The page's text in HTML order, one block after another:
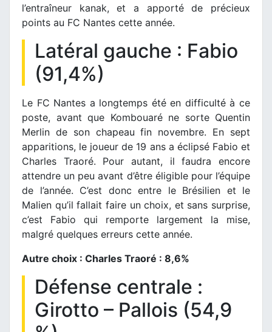
l’entraîneur kanak, et a apporté de précieux
points au FC Nantes cette année.
Latéral gauche : Fabio
(91,4%)
Le FC Nantes a longtemps été en difficulté à ce
poste, avant que Kombouaré ne sorte Quentin
Merlin de son chapeau fin novembre. En sept
apparitions, le joueur de 19 ans a éclipsé Fabio et
Charles Traoré. Pour autant, il faudra encore
attendre un peu avant d’être éligible pour l’équipe
de l’année. C’est donc entre le Brésilien et le
Malien qu’il fallait faire un choix, et sans surprise,
c’est Fabio qui remporte largement la mise,
malgré quelques erreurs cette année.
Autre choix : Charles Traoré : 8,6%
Défense centrale :
Girotto – Pallois (54,9